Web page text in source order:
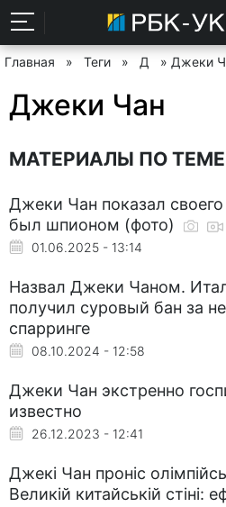
Главная » Теги » Д » Джеки
Джеки Чан
МАТЕРИАЛЫ ПО ТЕМЕ
Джеки Чан показал
был шпионом (фото)
01.06.2025 - 13:14
Назвал Джеки Чаном.
получил суровый бан за
спарринге
08.10.2024 - 12:58
Джеки Чан экстренно
известно
26.12.2023 - 12:41
Джекі Чан проніс
Великій китайській стіні: